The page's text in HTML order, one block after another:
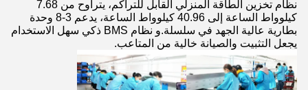
نظام تخزين الطاقة المنزلي القابل للتراكم، يتراوح من 7.68
كيلوواط الساعة إلى 40.96 كيلوواط الساعة، يدعم 3-8 وحدة
بطارية عالية الجهد في سلسلة.و نظام BMS ذكي سهل الاستخدام
يجعل التثبيت والصيانة خالية من المتاعب.